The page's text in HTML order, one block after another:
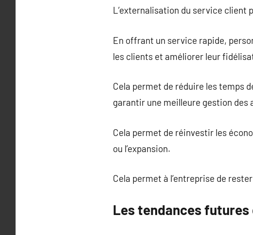
L’externalisation du service client
En offrant un service rapide,
les clients et améliorer leur
Cela permet de réduire les temps
garantir une meilleure gestion des
Cela permet de réinvestir les
ou l’expansion.
Cela permet à l’entreprise de
Les tendances